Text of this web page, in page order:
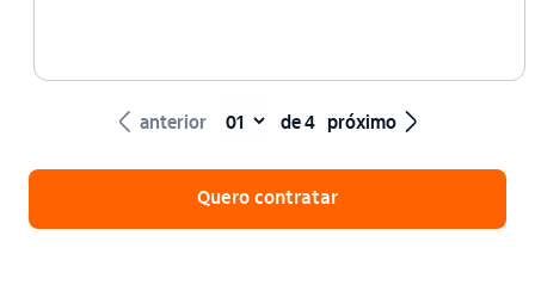
seta_esquerda anterior de 4 próximo seta_direita
Quero contratar